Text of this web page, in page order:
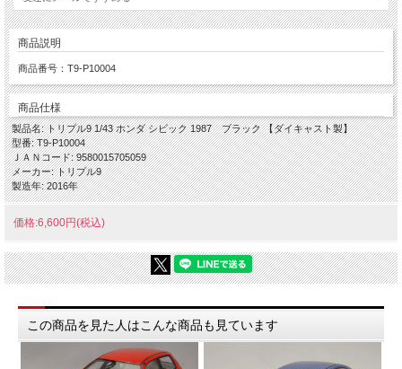
商品説明
商品番号：T9-P10004
商品仕様
製品名: トリプル9 1/43 ホンダ シビック 1987 ブラック 【ダイキャスト製】
型番: T9-P10004
ＪＡＮコード: 9580015705059
メーカー: トリプル9
製造年: 2016年
価格:6,600円(税込)
この商品を見た人はこんな商品も見ています